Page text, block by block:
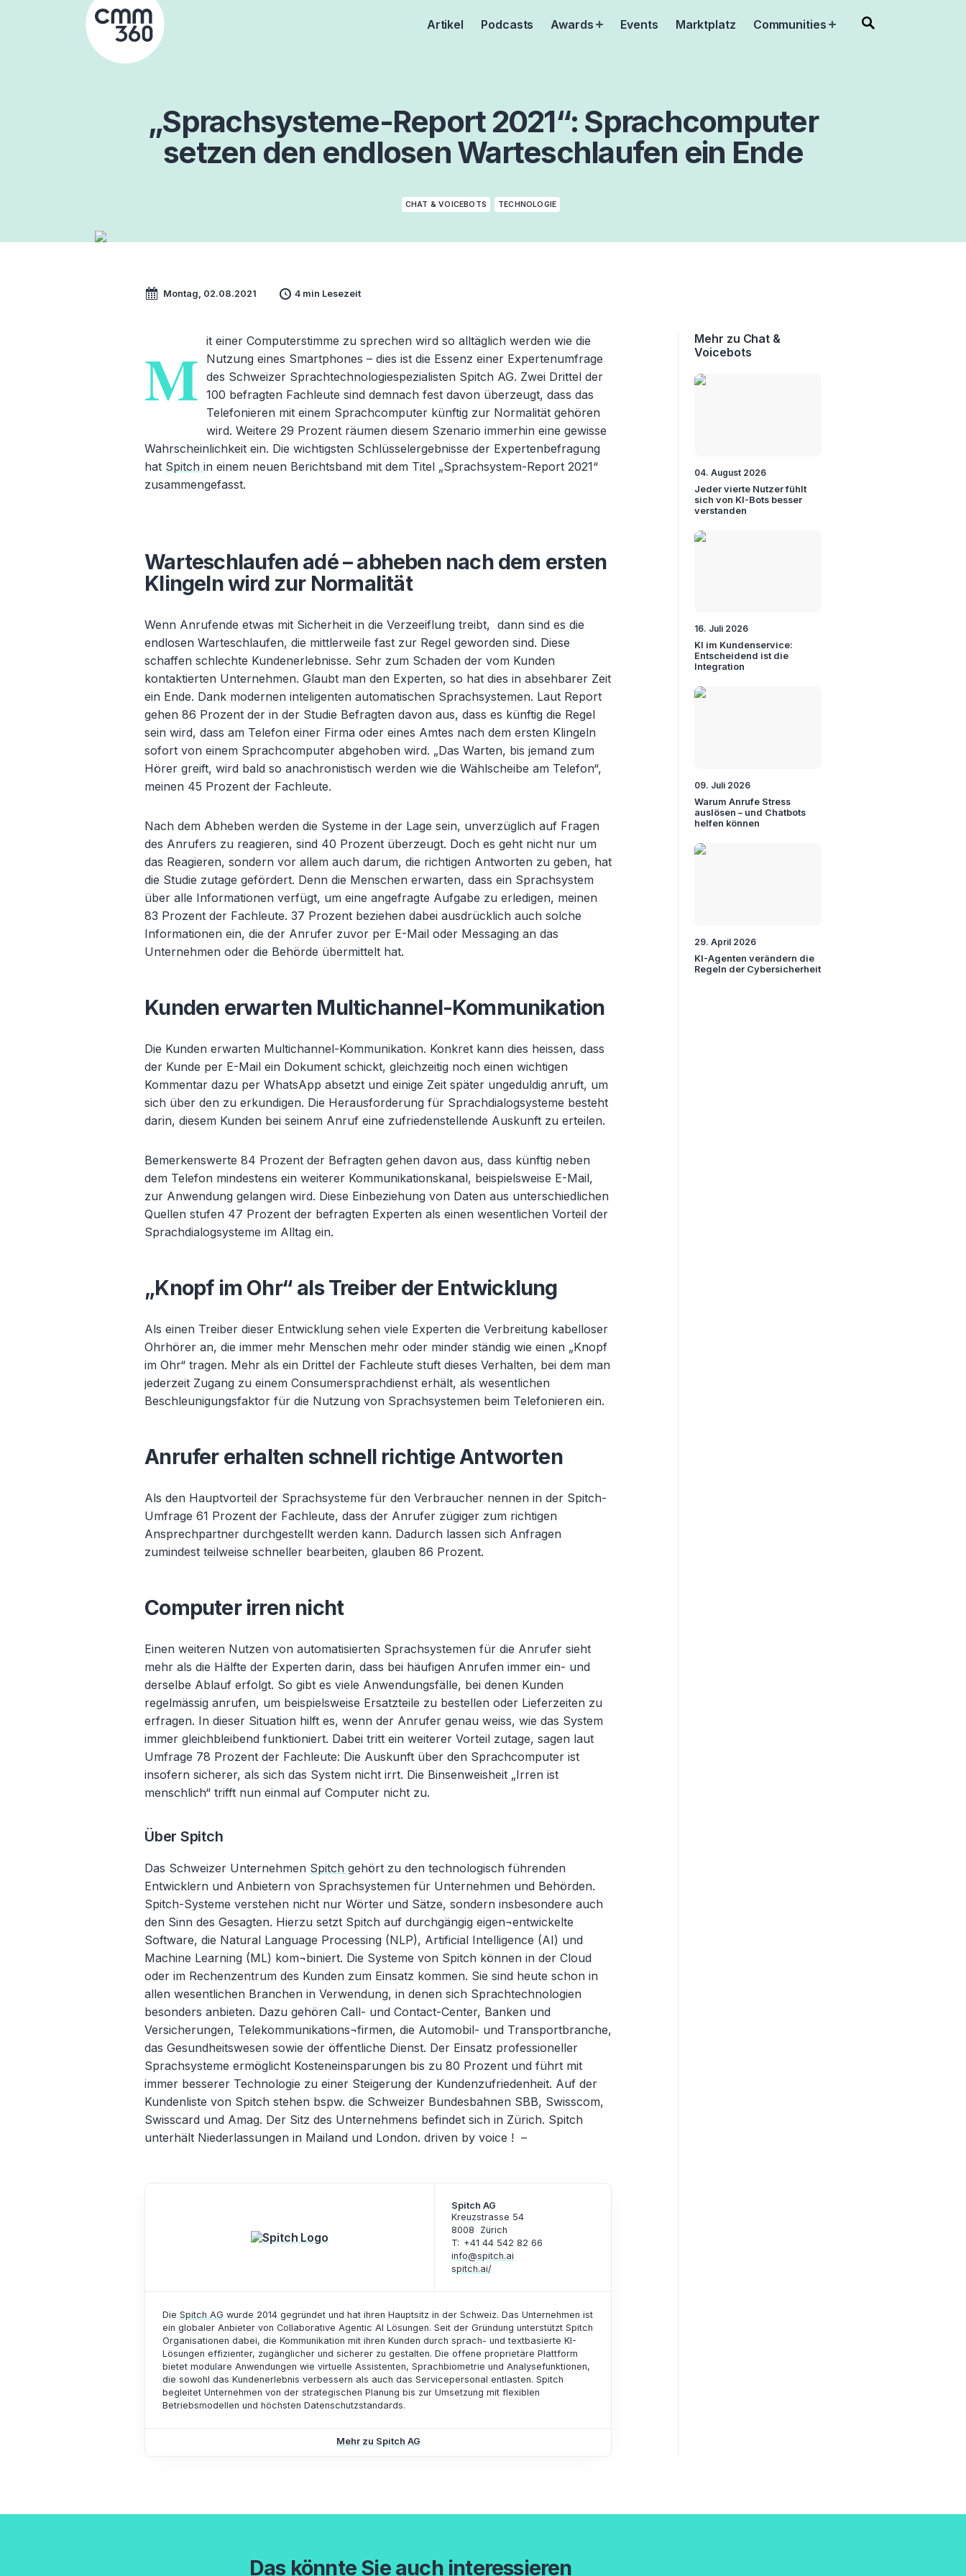
Artikel Podcasts Awards OpenEvents Marktplatz Communities Open
„Sprachsysteme-Report 2021“: Sprachcomputer
setzen den endlosen Warteschlaufen ein Ende
CHAT & VOICEBOTS TECHNOLOGIE
Montag, 02.08.2021 4 min Lesezeit
M
it einer Computerstimme zu sprechen wird so alltäglich werden wie die
Nutzung eines Smartphones – dies ist die Essenz einer Expertenumfrage
des Schweizer Sprachtechnologiespezialisten Spitch AG. Zwei Drittel der
100 befragten Fachleute sind demnach fest davon überzeugt, dass das
Telefonieren mit einem Sprachcomputer künftig zur Normalität gehören
wird. Weitere 29 Prozent räumen diesem Szenario immerhin eine gewisse
Wahrscheinlichkeit ein. Die wichtigsten Schlüsselergebnisse der Expertenbefragung
hat Spitchin einem neuen Berichtsband mit dem Titel „Sprachsystem-Report 2021“
zusammengefasst.
Warteschlaufen adé – abheben nach dem ersten
Klingeln wird zur Normalität
Wenn Anrufende etwas mit Sicherheit in die Verzeeiflung treibt, dann sind es die
endlosen Warteschlaufen, die mittlerweile fast zur Regel geworden sind. Diese
schaffen schlechte Kundenerlebnisse. Sehr zum Schaden der vom Kunden
kontaktierten Unternehmen. Glaubt man den Experten, so hat dies in absehbarer Zeit
ein Ende. Dank modernen inteligenten automatischen Sprachsystemen. Laut Report
gehen 86 Prozent der in der Studie Befragten davon aus, dass es künftig die Regel
sein wird, dass am Telefon einer Firma oder eines Amtes nach dem ersten Klingeln
sofort von einem Sprachcomputer abgehoben wird. „Das Warten, bis jemand zum
Hörer greift, wird bald so anachronistisch werden wie die Wählscheibe am Telefon“,
meinen 45 Prozent der Fachleute.
Nach dem Abheben werden die Systeme in der Lage sein, unverzüglich auf Fragen
des Anrufers zu reagieren, sind 40 Prozent überzeugt. Doch es geht nicht nur um
das Reagieren, sondern vor allem auch darum, die richtigen Antworten zu geben, hat
die Studie zutage gefördert. Denn die Menschen erwarten, dass ein Sprachsystem
über alle Informationen verfügt, um eine angefragte Aufgabe zu erledigen, meinen
83 Prozent der Fachleute. 37 Prozent beziehen dabei ausdrücklich auch solche
Informationen ein, die der Anrufer zuvor per E-Mail oder Messaging an das
Unternehmen oder die Behörde übermittelt hat.
Kunden erwarten Multichannel-Kommunikation
Die Kunden erwarten Multichannel-Kommunikation. Konkret kann dies heissen, dass
der Kunde per E-Mail ein Dokument schickt, gleichzeitig noch einen wichtigen
Kommentar dazu per WhatsApp absetzt und einige Zeit später ungeduldig anruft, um
sich über den zu erkundigen. Die Herausforderung für Sprachdialogsysteme besteht
darin, diesem Kunden bei seinem Anruf eine zufriedenstellende Auskunft zu erteilen.
Bemerkenswerte 84 Prozent der Befragten gehen davon aus, dass künftig neben
dem Telefon mindestens ein weiterer Kommunikationskanal, beispielsweise E-Mail,
zur Anwendung gelangen wird. Diese Einbeziehung von Daten aus unterschiedlichen
Quellen stufen 47 Prozent der befragten Experten als einen wesentlichen Vorteil der
Sprachdialogsysteme im Alltag ein.
„Knopf im Ohr“ als Treiber der Entwicklung
Als einen Treiber dieser Entwicklung sehen viele Experten die Verbreitung kabelloser
Ohrhörer an, die immer mehr Menschen mehr oder minder ständig wie einen „Knopf
im Ohr“ tragen. Mehr als ein Drittel der Fachleute stuft dieses Verhalten, bei dem man
jederzeit Zugang zu einem Consumer­sprachdienst erhält, als wesentlichen
Beschleunigungsfaktor für die Nutzung von Sprachsystemen beim Telefonieren ein.
Anrufer erhalten schnell richtige Antworten
Als den Hauptvorteil der Sprachsysteme für den Verbraucher nennen in der Spitch-
Umfrage 61 Prozent der Fachleute, dass der Anrufer zügiger zum richtigen
Ansprechpartner durchgestellt werden kann. Dadurch lassen sich Anfragen
zumindest teilweise schneller bearbeiten, glauben 86 Prozent.
Computer irren nicht
Einen weiteren Nutzen von automatisierten Sprachsystemen für die Anrufer sieht
mehr als die Hälfte der Experten darin, dass bei häufigen Anrufen immer ein- und
derselbe Ablauf erfolgt. So gibt es viele Anwendungsfälle, bei denen Kunden
regelmässig anrufen, um beispielsweise Ersatzteile zu bestellen oder Lieferzeiten zu
erfragen. In dieser Situation hilft es, wenn der Anrufer genau weiss, wie das System
immer gleichbleibend funktioniert. Dabei tritt ein weiterer Vorteil zutage, sagen laut
Umfrage 78 Prozent der Fachleute: Die Auskunft über den Sprachcomputer ist
insofern sicherer, als sich das System nicht irrt. Die Binsenweisheit „Irren ist
menschlich“ trifft nun einmal auf Computer nicht zu.
Über Spitch
Das Schweizer Unternehmen Spitchgehört zu den technologisch führenden
Entwicklern und Anbietern von Sprachsystemen für Unternehmen und Behörden.
Spitch-Systeme verstehen nicht nur Wörter und Sätze, sondern insbesondere auch
den Sinn des Gesagten. Hierzu setzt Spitch auf durchgängig eigen¬entwickelte
Software, die Natural Language Processing (NLP), Artificial Intelligence (AI) und
Machine Learning (ML) kom¬biniert. Die Systeme von Spitch können in der Cloud
oder im Rechenzentrum des Kunden zum Einsatz kommen. Sie sind heute schon in
allen wesentlichen Branchen in Verwendung, in denen sich Sprachtechnologien
besonders anbieten. Dazu gehören Call- und Contact-Center, Banken und
Versicherungen, Telekommunikations¬firmen, die Automobil- und Transportbranche,
das Gesundheitswesen sowie der öffentliche Dienst. Der Einsatz professioneller
Sprachsysteme ermöglicht Kosteneinsparungen bis zu 80 Prozent und führt mit
immer besserer Technologie zu einer Steigerung der Kundenzufriedenheit. Auf der
Kundenliste von Spitch stehen bspw. die Schweizer Bundesbahnen SBB, Swisscom,
Swisscard und Amag. Der Sitz des Unternehmens befindet sich in Zürich. Spitch
unterhält Niederlassungen in Mailand und London. driven by voice ! –
Spitch AG
Kreuzstrasse 54
8008
Zürich
T: +41 44 542 82 66
info@spitch.ai
spitch.ai/
Die Spitch AG wurde 2014 gegründet und hat ihren Hauptsitz in der Schweiz. Das Unternehmen ist
ein globaler Anbieter von Collaborative Agentic AI Lösungen. Seit der Gründung unterstützt Spitch
Organisationen dabei, die Kommunikation mit ihren Kunden durch sprach- und textbasierte KI-
Lösungen effizienter, zugänglicher und sicherer zu gestalten. Die offene proprietäre Plattform
bietet modulare Anwendungen wie virtuelle Assistenten, Sprachbiometrie und Analysefunktionen,
die sowohl das Kundenerlebnis verbessern als auch das Servicepersonal entlasten. Spitch
begleitet Unternehmen von der strategischen Planung bis zur Umsetzung mit flexiblen
Betriebsmodellen und höchsten Datenschutzstandards.
Mehr zu Spitch AG
Mehr zu Chat &
Voicebots
04. August 2026
Jeder vierte Nutzer fühlt
sich von KI-Bots besser
verstanden
16. Juli 2026
KI im Kundenservice:
Entscheidend ist die
Integration
09. Juli 2026
Warum Anrufe Stress
auslösen – und Chatbots
helfen können
29. April 2026
KI-Agenten verändern die
Regeln der Cybersicherheit
Das könnte Sie auch interessieren